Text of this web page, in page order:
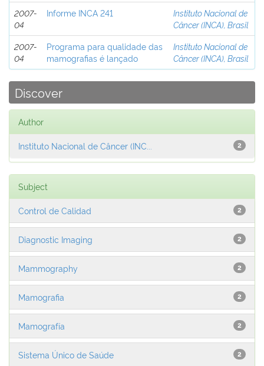
2007-
04
Informe INCA 241
Instituto Nacional de
Câncer (INCA), Brasil
2007-
04
Programa para qualidade das
mamografias é lançado
Instituto Nacional de
Câncer (INCA), Brasil
Discover
Author
2
Instituto Nacional de Câncer (INC...
Subject
2
Control de Calidad
2
Diagnostic Imaging
2
Mammography
2
Mamografia
2
Mamografía
2
Sistema Único de Saúde